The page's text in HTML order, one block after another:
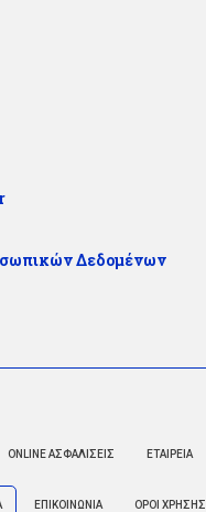
Δεδομένων
ONLINE ΑΣΦΑΛΙΣΕΙΣ ΕΤΑΙΡΕΙΑ
ΕΠΙΚΟΙΝΩΝΙΑ ΟΡΟΙ ΧΡΗΣΗΣ